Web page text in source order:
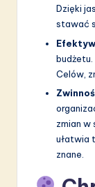
Dzięki
stawać
Celów,
zmian w
ułatwia
znane.